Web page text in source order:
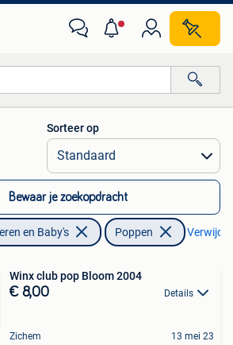
Alle afstanden…
Sorteer op
Bewaar je zoekopdracht
en Baby's Poppen
Winx club pop Bloom 2004
€ 8,00 Details
Zichem 13 mei 23